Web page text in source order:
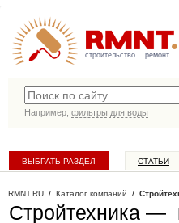
строительство ремонт
Например, фильтры для воды
ВЫБРАТЬ РАЗДЕЛ СТАТЬИ
RMNT.RU / Каталог компаний /
Стройтехника —